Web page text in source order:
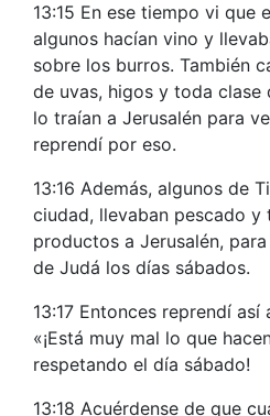
13:15 En ese tiempo vi que
algunos hacían vino y
sobre los burros. También
de uvas, higos y toda clase
lo traían a Jerusalén para
reprendí por eso.
13:16 Además, algunos de
ciudad, llevaban pescado y
productos a Jerusalén,
de Judá los días sábados.
13:17 Entonces reprendí
«¡Está muy mal lo que
respetando el día sábado!
13:18 Acuérdense de que